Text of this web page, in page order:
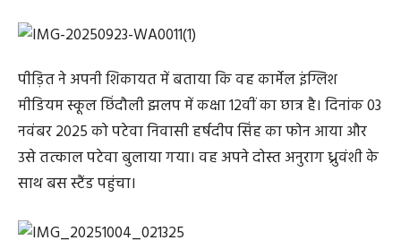
पीड़ित ने अपनी शिकायत में बताया कि वह कार्मेल इंग्लिश
मीडियम स्कूल छिंदौली झलप में कक्षा 12वीं का छात्र है। दिनांक 03
नवंबर 2025 को पटेवा निवासी हर्षदीप सिंह का फोन आया और
उसे तत्काल पटेवा बुलाया गया। वह अपने दोस्त अनुराग ध्रुवंशी के
साथ बस स्टैंड पहुंचा।